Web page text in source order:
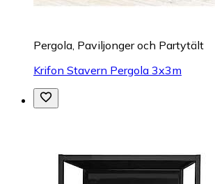
Pergola, Paviljonger och Partytält
Krifon Stavern Pergola 3x3m